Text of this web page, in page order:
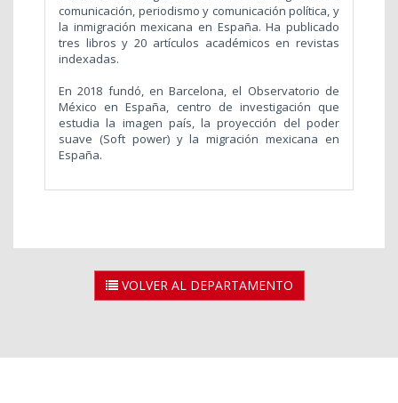
comunicación, periodismo y comunicación política, y
la inmigración mexicana en España. Ha publicado
tres libros y 20 artículos académicos en revistas
indexadas.
En 2018 fundó, en Barcelona, el Observatorio de
México en España, centro de investigación que
estudia la imagen país, la proyección del poder
suave (Soft power) y la migración mexicana en
España.
VOLVER AL DEPARTAMENTO